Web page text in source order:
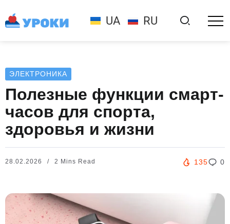
UA RU
ЭЛЕКТРОНИКА
Полезные функции смарт-
часов для спорта,
здоровья и жизни
28.02.2026 2 Mins Read 135 0